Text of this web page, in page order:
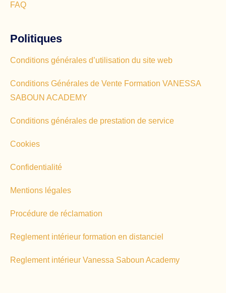
FAQ
Politiques
Conditions générales d’utilisation du site web
Conditions Générales de Vente Formation VANESSA
SABOUN ACADEMY
Conditions générales de prestation de service
Cookies
Confidentialité
Mentions légales
Procédure de réclamation
Reglement intérieur formation en distanciel
Reglement intérieur Vanessa Saboun Academy